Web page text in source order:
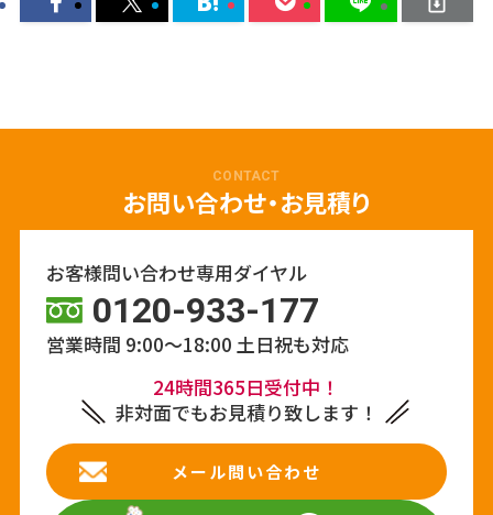
CONTACT
お問い合わせ・お見積り
お客様問い合わせ専用ダイヤル
0120-933-177
営業時間 9:00～18:00 土日祝も対応
24時間365日受付中！
非対面でもお見積り致します！
メール問い合わせ